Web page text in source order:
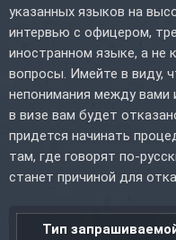
указанных языков на
интервью с офицером,
иностранном языке, а не
вопросы. Имейте в виду,
непонимания между вами
в визе вам будет
придется начинать
там, где говорят по-
станет причиной для
Тип